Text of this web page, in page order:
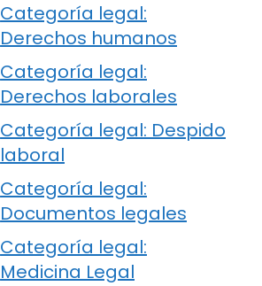
Categoría legal:
Derechos humanos
Categoría legal:
Derechos laborales
Categoría legal: Despido
laboral
Categoría legal:
Documentos legales
Categoría legal:
Medicina Legal